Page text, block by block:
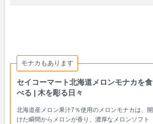
モナカもあります
セイコーマート北海道メロンモナカを食
べる | 木を彫る日々
北海道産メロン果汁7％使用のメロンモナカは、開
けた瞬間からメロンが香り、濃厚なメロンソフト